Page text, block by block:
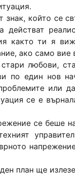
знак, който се
действат
както ти я
ако само вие
любови,
по един нов
или
се е
се беше
план ще